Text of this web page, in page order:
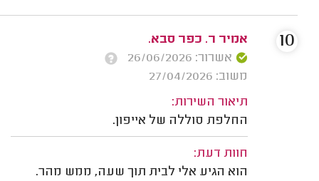
אמיר ר. כפר סבא.
אשרור: 26/06/2026
משוב: 27/04/2026
תיאור השירות:
החלפת סוללה של אייפון.
חוות דעת:
הוא הגיע אלי לבית תוך שעה, ממש מהר.
10